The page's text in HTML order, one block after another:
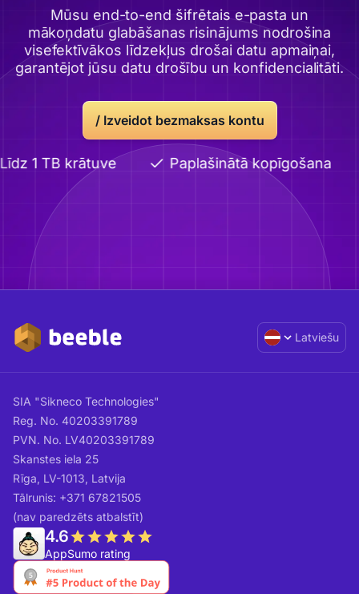
Mūsu end-to-end šifrētais e-pasta un
mākoņdatu glabāšanas risinājums nodrošina
visefektīvākos līdzekļus drošai datu apmaiņai,
garantējot jūsu datu drošību un konfidencialitāti.
/ Izveidot bezmaksas kontu
1 TB krātuve Paplašinātā kopīgošana
Latviešu
SIA "Sikneco Technologies"
Reg. No. 40203391789
PVN. No. LV40203391789
Skanstes iela 25
Rīga, LV-1013, Latvija
Tālrunis: +371 67821505
(nav paredzēts atbalstīt)
4.6
AppSumo rating